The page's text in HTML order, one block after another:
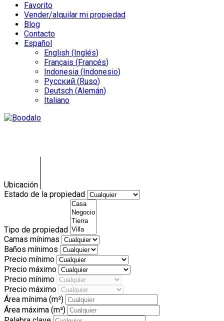
Favorito
Vender/alquilar mi propiedad
Blog
Contacto
Español
English (Inglés)
Français (Francés)
Indonesia (Indonesio)
Русский (Ruso)
Deutsch (Alemán)
Italiano
Ubicación
Estado de la propiedad
Tipo de propiedad
Camas mínimas
Baños mínimos
Precio mínimo
Precio máximo
Precio mínimo
Precio máximo
Área mínima (m²)
Área máxima (m²)